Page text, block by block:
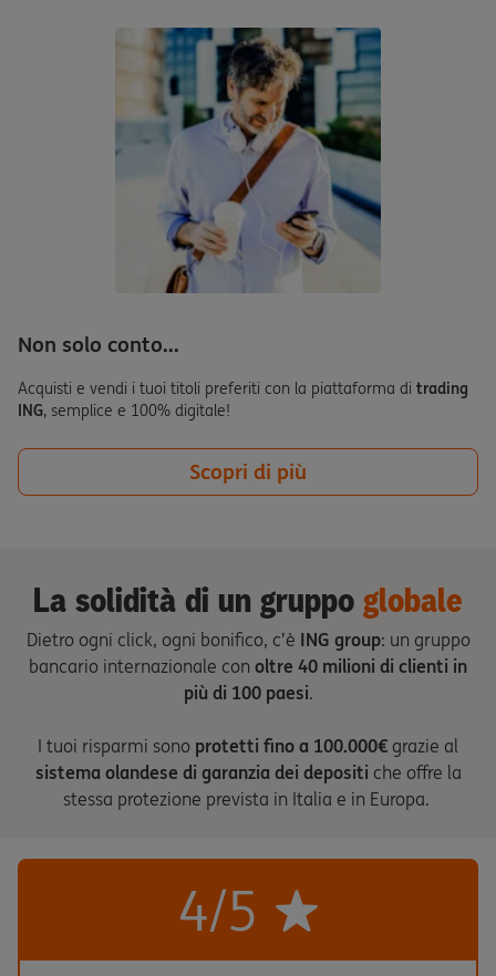
Non solo conto...
Acquisti e vendi i tuoi titoli preferiti con la piattaforma di trading
ING, semplice e 100% digitale!
Scopri di più
La solidità di un gruppo globale
Dietro ogni click, ogni bonifico, c’è ING group: un gruppo
bancario internazionale con oltre 40 milioni di clienti in
più di 100 paesi.
I tuoi risparmi sono protetti fino a 100.000€ grazie al
sistema olandese di garanzia dei depositi che offre la
stessa protezione prevista in Italia e in Europa.
4/5